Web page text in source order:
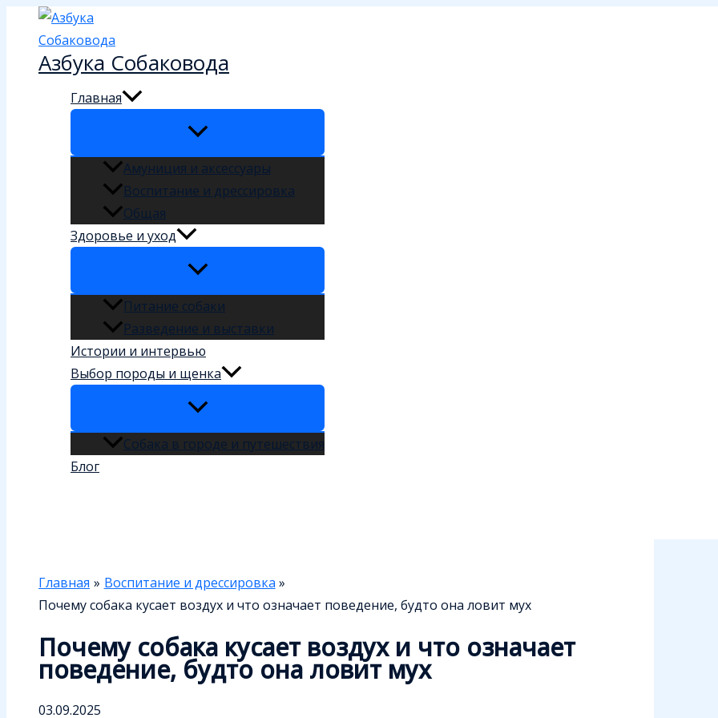
Перейти
содержимому
Азбука Собаковода
Главная
Амуниция и аксессуары
Воспитание и дрессировка
Общая
Здоровье и уход
Питание собаки
Разведение и выставки
Истории и интервью
Выбор породы и щенка
Собака в городе и путешествия
Блог
Главная
Воспитание и дрессировка
Почему собака кусает воздух и что означает поведение, будто она ловит мух
Почему собака кусает воздух и что означает
поведение, будто она ловит мух
03.09.2025